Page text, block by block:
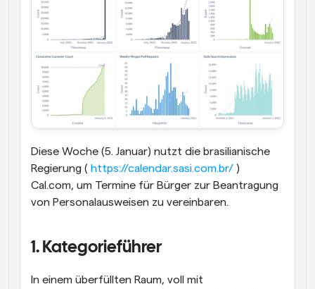
Diese Woche (5. Januar) nutzt die brasilianische
Regierung ( https://calendar.sasi.com.br/ )
Cal.com, um Termine für Bürger zur Beantragung
von Personalausweisen zu vereinbaren.
1. Kategorieführer
In einem überfüllten Raum, voll mit